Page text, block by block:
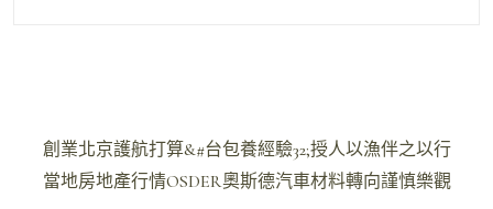
創業北京護航打算&#台包養經驗32;授人以漁伴之以行
當地房地產行情OSDER奧斯德汽車材料轉向謹慎樂觀